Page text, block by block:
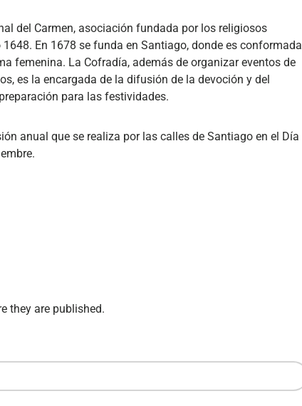
del Carmen, asociación fundada por los religiosos
En 1678 se funda en Santiago, donde es conformada
femenina. La Cofradía, además de organizar eventos de
es la encargada de la difusión de la devoción y del
para las festividades.
anual que se realiza por las calles de Santiago en el Día
they are published.